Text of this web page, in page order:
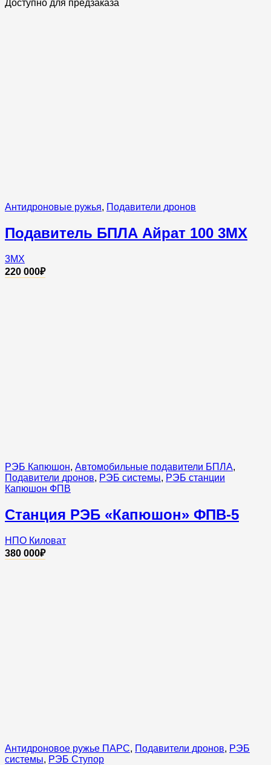
Доступно для предзаказа
Антидроновые ружья, Подавители дронов
Подавитель БПЛА Айрат 100 3MX
3MX
220 000₽
РЭБ Капюшон, Автомобильные подавители БПЛА,
Подавители дронов, РЭБ системы, РЭБ станции
Капюшон ФПВ
Станция РЭБ «Капюшон» ФПВ-5
НПО Киловат
380 000₽
Антидроновое ружье ПАРС, Подавители дронов, РЭБ
системы, РЭБ Ступор